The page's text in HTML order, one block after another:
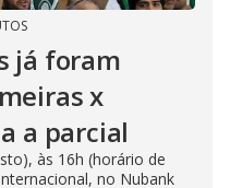
já foram
x
a parcial
às 16h (horário de
no Nubank